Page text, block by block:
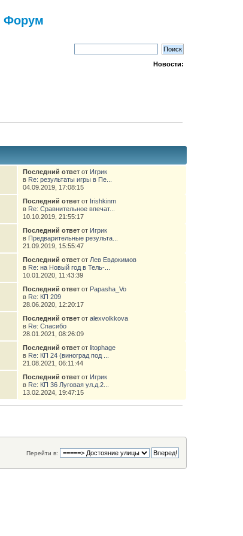
Форум
Новости:
Последний ответот Игрик
в Re: результаты игры в Пе...
04.09.2019, 17:08:15
Последний ответот Irishkinm
в Re: Сравнительное впечат...
10.10.2019, 21:55:17
Последний ответот Игрик
в Предварительные результа...
21.09.2019, 15:55:47
Последний ответот Лев Евдокимов
в Re: на Новый год в Тель-...
10.01.2020, 11:43:39
Последний ответот Papasha_Vo
в Re: КП 209
28.06.2020, 12:20:17
Последний ответот alexvolkkova
в Re: Спасибо
28.01.2021, 08:26:09
Последний ответот litophage
в Re: КП 24 (виноград под ...
21.08.2021, 06:11:44
Последний ответот Игрик
в Re: КП 36 Луговая ул.д.2...
13.02.2024, 19:47:15
Перейти в: